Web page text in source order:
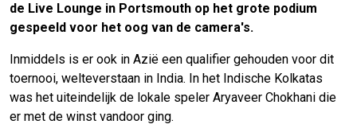
de Live Lounge in Portsmouth op het grote podium
gespeeld voor het oog van de camera's.
Inmiddels is er ook in Azië een qualifier gehouden voor dit
toernooi, welteverstaan in India. In het Indische Kolkatas
was het uiteindelijk de lokale speler Aryaveer Chokhani die
er met de winst vandoor ging.